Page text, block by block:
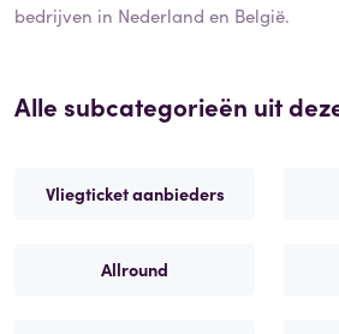
bedrijven in Nederland en België.
Alle subcategorieën uit
Vliegticket aanbieders
Allround